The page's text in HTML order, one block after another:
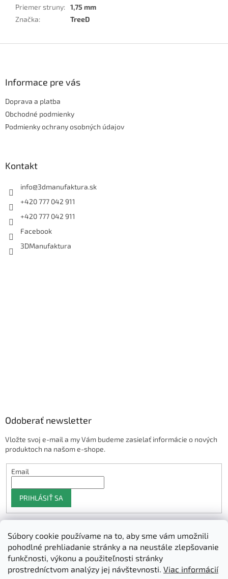
Súbory cookie používame na to, aby sme vám umožnili
pohodlné prehliadanie stránky a na neustále zlepšovanie
funkčnosti, výkonu a použiteľnosti stránky
prostredníctvom analýzy jej návštevnosti. Viac informácií
Priemer struny: 1,75 mm
Značka: TreeD
Informace pre vás
Doprava a platba
Obchodné podmienky
Podmienky ochrany osobných údajov
Kontakt
info@3dmanufaktura.sk
+420 777 042 911
+420 777 042 911
Facebook
3DManufaktura
Odoberať newsletter
Vložte svoj e-mail a my Vám budeme zasielať informácie o nových
produktoch na našom e-shope.
Email
PRIHLÁSIŤ SA
Shoptet.sk